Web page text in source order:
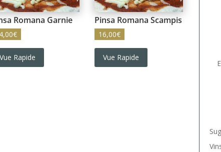
Romana Garnie
€
Vue Rapide
Pinsa Romana Scampis
16,00€
Vue Rapide